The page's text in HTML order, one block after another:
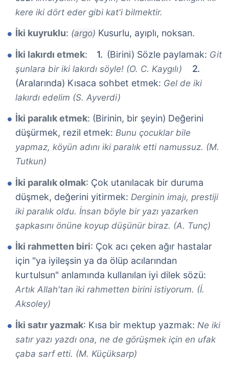
kere iki dört eder gibi kat'i bilmektir.
İki kuyruklu: (argo) Kusurlu, ayıplı, noksan.
İki lakırdı etmek: (Birini) Sözle paylamak: Git
şunlara bir iki lakırdı söyle! (O. C. Kaygılı)
(Aralarında) Kısaca sohbet etmek: Gel de iki
lakırdı edelim (S. Ayverdi)
İki paralık etmek: (Birinin, bir şeyin) Değerini
düşürmek, rezil etmek: Bunu çocuklar bile
yapmaz, köyün adını iki paralık etti namussuz. (M.
Tutkun)
İki paralık olmak: Çok utanılacak bir duruma
düşmek, değerini yitirmek: Derginin imajı, prestiji
iki paralık oldu. İnsan böyle bir yazı yazarken
şapkasını önüne koyup düşünür biraz. (A. Tunç)
İki rahmetten biri: Çok acı çeken ağır hastalar
için "ya iyileşsin ya da ölüp acılarından
kurtulsun" anlamında kullanılan iyi dilek sözü:
Artık Allah'tan iki rahmetten birini istiyorum. (İ.
Aksoley)
İki satır yazmak: Kısa bir mektup yazmak: Ne iki
satır yazı yazdı ona, ne de görüşmek için en ufak
çaba sarf etti. (M. Küçüksarp)